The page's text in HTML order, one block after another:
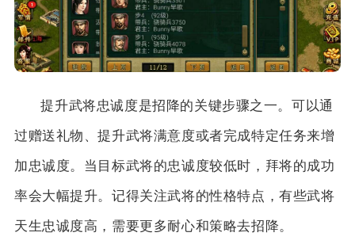
提升武将忠诚度是招降的关键步骤之一。可以通
过赠送礼物、提升武将满意度或者完成特定任务来增
加忠诚度。当目标武将的忠诚度较低时，拜将的成功
率会大幅提升。记得关注武将的性格特点，有些武将
天生忠诚度高，需要更多耐心和策略去招降。